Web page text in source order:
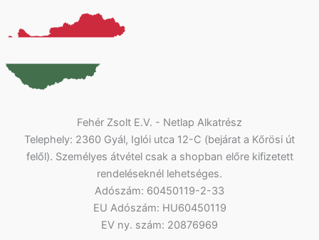
Fehér Zsolt E.V. - Netlap Alkatrész
Telephely: 2360 Gyál, Iglói utca 12-C (bejárat a Kőrösi út
felől). Személyes átvétel csak a shopban előre kifizetett
rendeléseknél lehetséges.
Adószám: 60450119-2-33
EU Adószám: HU60450119
EV ny. szám: 20876969